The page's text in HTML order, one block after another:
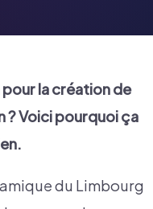
la création de
? Voici pourquoi ça
du Limbourg